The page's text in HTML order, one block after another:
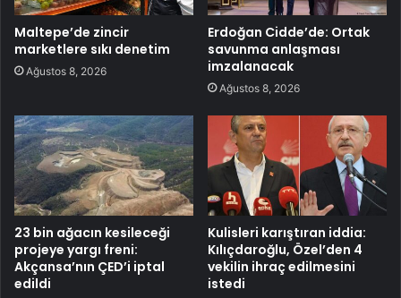
Maltepe’de zincir
marketlere sıkı denetim
Ağustos 8, 2026
Erdoğan Cidde’de: Ortak
savunma anlaşması
imzalanacak
Ağustos 8, 2026
23 bin ağacın kesileceği
projeye yargı freni:
Akçansa’nın ÇED’i iptal
edildi
Kulisleri karıştıran iddia:
Kılıçdaroğlu, Özel’den 4
vekilin ihraç edilmesini
istedi